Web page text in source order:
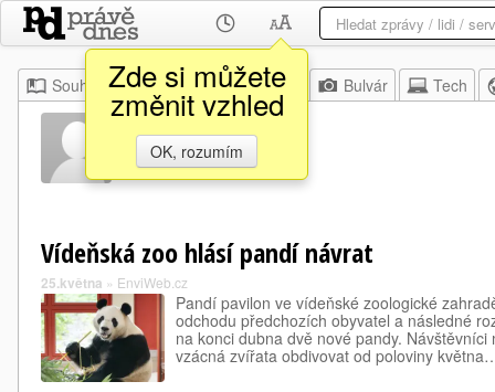
Zde si můžete
změnit vzhled
OK, rozumím
Souhrn Moje Z domova Bulvár Tech
Lan Yun
Vídeňská zoo hlásí pandí návrat
25.května » EnviWeb.cz
Pandí pavilon ve vídeňské zoologické
odchodu předchozích obyvatel a následné
na konci dubna dvě nové pandy.
vzácná zvířata obdivovat od poloviny